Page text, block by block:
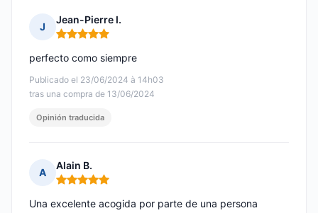
J
Jean-Pierre I.
Nota: 5 de 5
Publicado el 23/06/2024 à 14h03
tras una compra de 13/06/2024
perfecto como siempre
Opinión traducida
A
Alain B.
Nota: 5 de 5
Una excelente acogida por parte de una persona